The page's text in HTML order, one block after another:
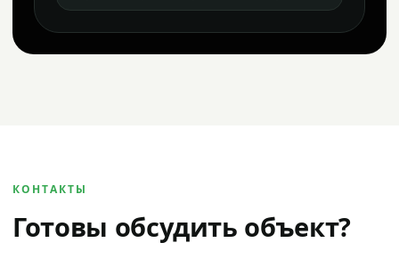
КОНТАКТЫ
Готовы обсудить объект?